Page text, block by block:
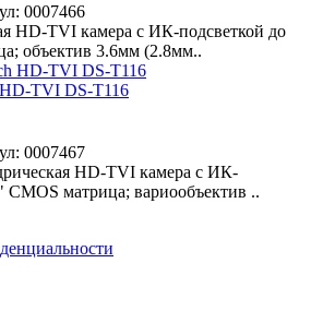
0007466
HD-TVI камера с ИК-подсветкой до
объектив 3.6мм (2.8мм..
TVI DS-T116
0007467
HD-TVI камера с ИК-
CMOS матрица; вариообъектив ..